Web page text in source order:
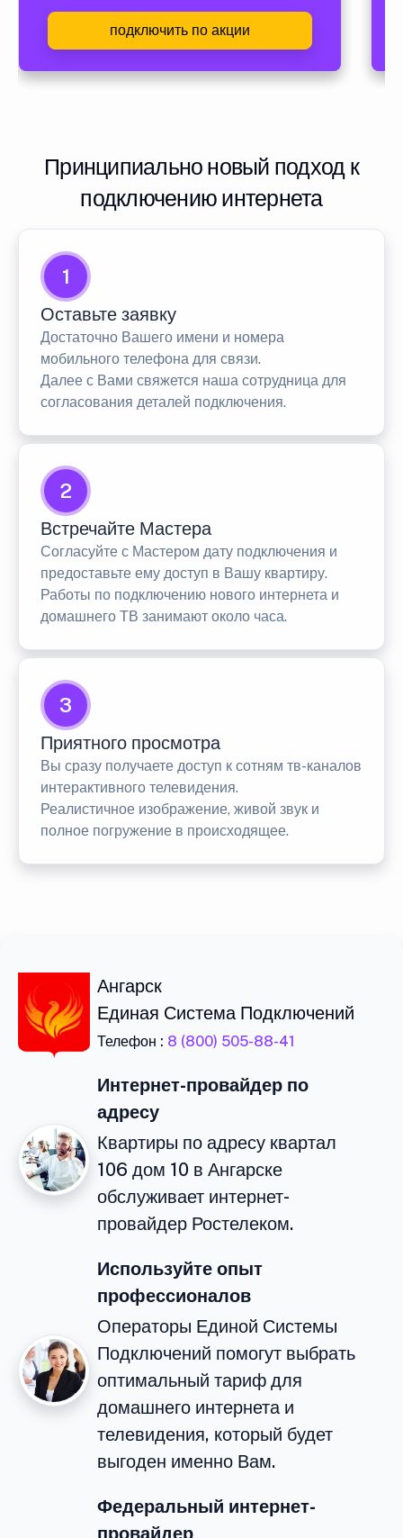
подключить по акции
Принципиально новый подход к
подключению интернета
1
Оставьте заявку
Достаточно Вашего имени и номера
мобильного телефона для связи.
Далее с Вами свяжется наша сотрудница для
согласования деталей подключения.
2
Встречайте Мастера
Согласуйте с Мастером дату подключения и
предоставьте ему доступ в Вашу квартиру.
Работы по подключению нового интернета и
домашнего ТВ занимают около часа.
3
Приятного просмотра
Вы сразу получаете доступ к сотням тв-каналов
интерактивного телевидения.
Реалистичное изображение, живой звук и
полное погружение в происходящее.
Ангарск
Единая Система Подключений
Телефон : 8 (800) 505-88-41
Интернет-провайдер по
адресу
Квартиры по адресу квартал
106 дом 10 в Ангарске
обслуживает интернет-
провайдер Ростелеком.
Используйте опыт
профессионалов
Операторы Единой Системы
Подключений помогут выбрать
оптимальный тариф для
домашнего интернета и
телевидения, который будет
выгоден именно Вам.
Федеральный интернет-
провайдер